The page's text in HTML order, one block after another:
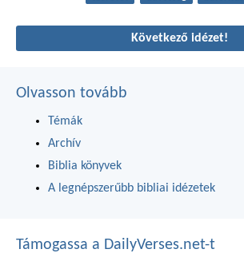
Következő idézet!
Olvasson tovább
Témák
Archív
Biblia könyvek
A legnépszerűbb bibliai idézetek
Támogassa a DailyVerses.net-t